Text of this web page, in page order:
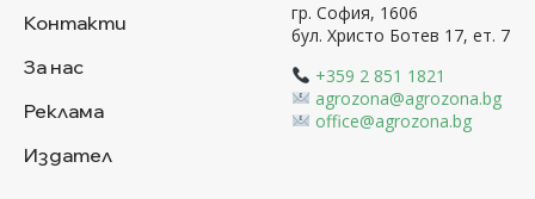
Контакти
За нас
Реклама
Издател
гр. София, 1606
бул. Христо Ботев 17, ет. 7
+359 2 851 1821
agrozona@agrozona.bg
office@agrozona.bg